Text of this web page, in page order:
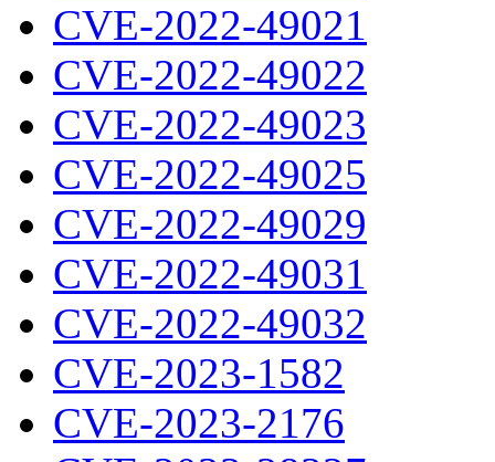
CVE-2022-49021
CVE-2022-49022
CVE-2022-49023
CVE-2022-49025
CVE-2022-49029
CVE-2022-49031
CVE-2022-49032
CVE-2023-1582
CVE-2023-2176